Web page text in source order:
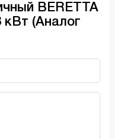
BERETTA
кВт (Аналог